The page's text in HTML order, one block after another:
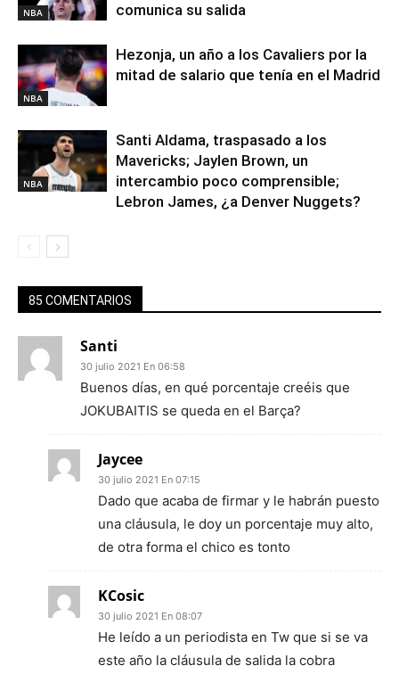
NBA
comunica su salida
NBA
Hezonja, un año a los Cavaliers por la
mitad de salario que tenía en el Madrid
NBA
Santi Aldama, traspasado a los
Mavericks; Jaylen Brown, un
intercambio poco comprensible;
Lebron James, ¿a Denver Nuggets?
85 COMENTARIOS
Santi
30 julio 2021 En 06:58
Buenos días, en qué porcentaje creéis que
JOKUBAITIS se queda en el Barça?
Jaycee
30 julio 2021 En 07:15
Dado que acaba de firmar y le habrán puesto
una cláusula, le doy un porcentaje muy alto,
de otra forma el chico es tonto
KCosic
30 julio 2021 En 08:07
He leído a un periodista en Tw que si se va
este año la cláusula de salida la cobra